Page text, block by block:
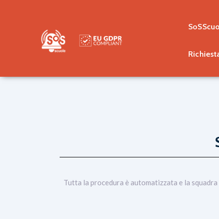
Tutta la procedura è automatizzata e la